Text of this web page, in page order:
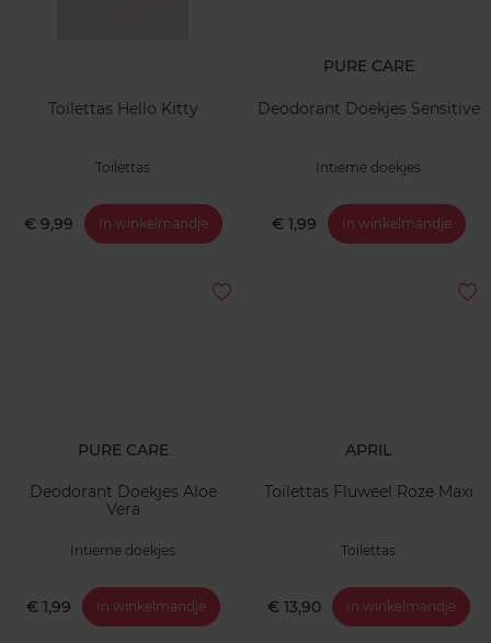
Toilettas Hello Kitty
Toilettas
€ 9,99 In winkelmandje
PURE CARE
Deodorant Doekjes Sensitive
Intieme doekjes
€ 1,99 In winkelmandje
PURE CARE
Deodorant Doekjes Aloe
Vera
Intieme doekjes
€ 1,99 In winkelmandje
APRIL
Toilettas Fluweel Roze Maxi
Toilettas
€ 13,90 In winkelmandje